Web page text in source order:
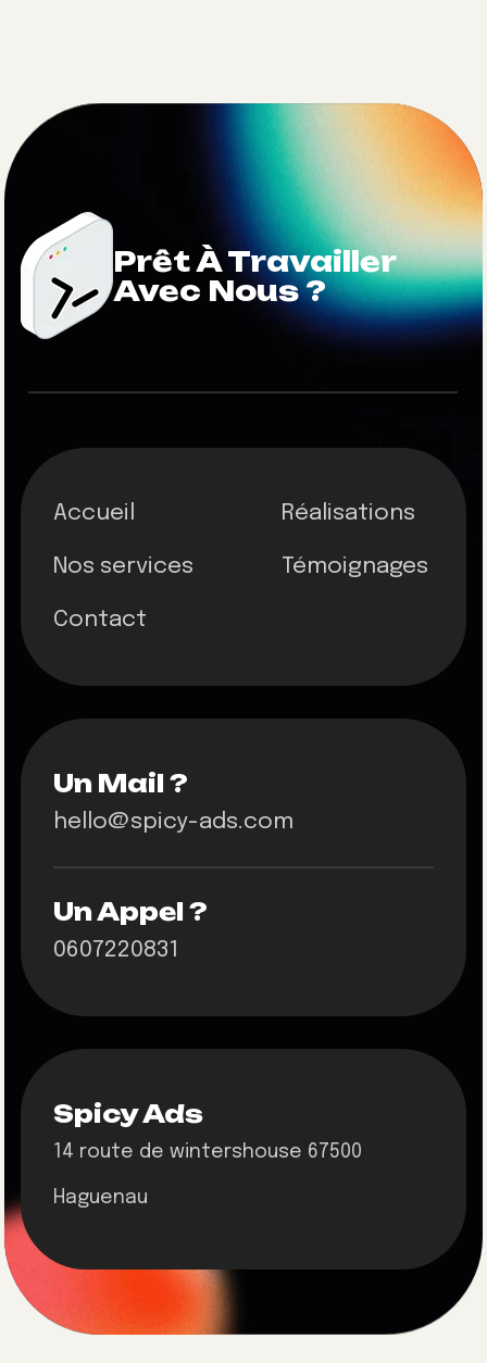
Prêt À Travailler
Avec Nous ?
Accueil Réalisations
Nos services Témoignages
Contact
Un Mail ?
hello@spicy-ads.com
Un Appel ?
0607220831
Spicy Ads
14 route de wintershouse 67500
Haguenau